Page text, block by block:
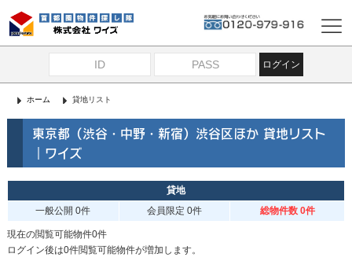
ログイン
ホーム 貸地リスト
東京都（渋谷・中野・新宿）渋谷区ほか 貸地リスト
｜ワイズ
貸地
一般公開 0件 会員限定 0件 総物件数 0件
現在の閲覧可能物件0件
ログイン後は0件閲覧可能物件が増加します。